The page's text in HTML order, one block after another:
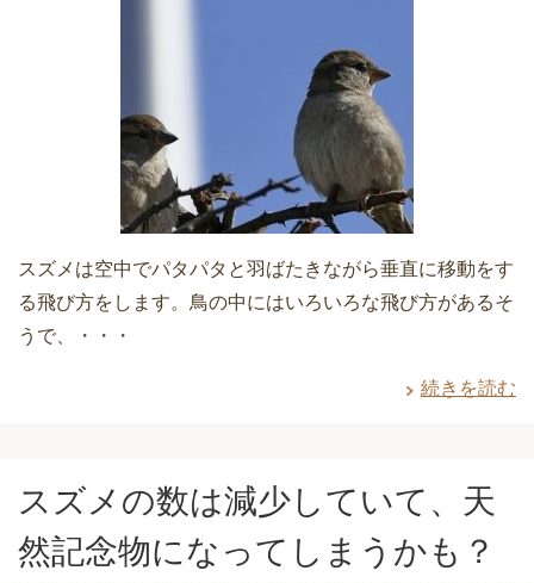
スズメは空中でパタパタと羽ばたきながら垂直に移動をす
る飛び方をします。鳥の中にはいろいろな飛び方があるそ
うで、・・・
続きを読む
スズメの数は減少していて、天
然記念物になってしまうかも？